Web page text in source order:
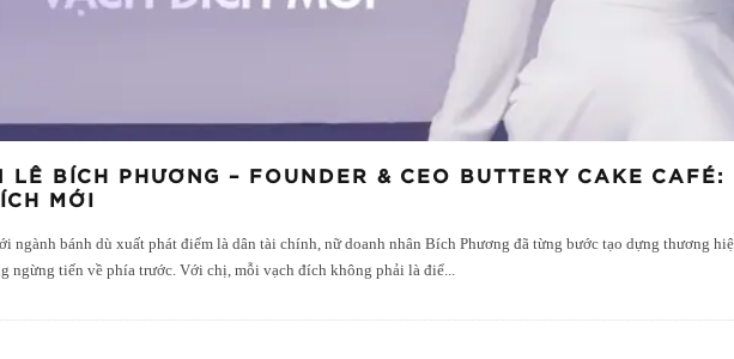
LÊ BÍCH PHƯƠNG – FOUNDER & CEO BUTTERY CAKE CAFÉ:
MỚI
ngành bánh dù xuất phát điểm là dân tài chính, nữ doanh nhân Bích Phương đã từng bước tạo dựng thương
ngừng tiến về phía trước. Với chị, mỗi vạch đích không phải là điể...